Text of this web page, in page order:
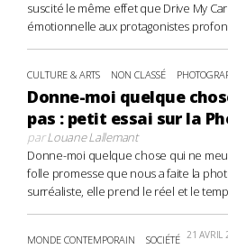
suscité le même effet que Drive My
émotionnelle aux protagonistes
CULTURE & ARTS NON CLASSÉ
Donne-moi quelque
pas : petit essai sur la
parLouane Lallemant
Donne-moi quelque chose qui ne
folle promesse que nous a faite la
surréaliste, elle prend le réel et le
MONDE CONTEMPORAIN SOCIÉTÉ 21 AVRIL